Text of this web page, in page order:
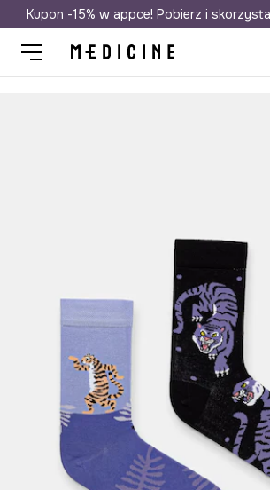
Darmowa dostawa do
Kupon -15% w appce! Pobierz i